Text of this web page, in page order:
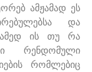
ამჟამად ეს
და
ის თუ რა
რენდომული
რომლებიც